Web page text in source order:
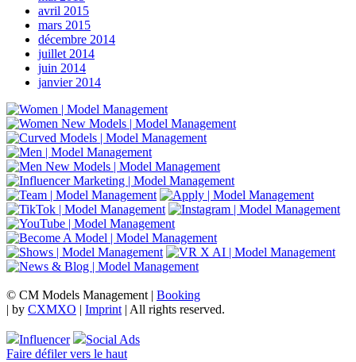
avril 2015
mars 2015
décembre 2014
juillet 2014
juin 2014
janvier 2014
© CM Models Management | Booking
| by CXMXO | Imprint| All rights reserved.
Influencer
Social Ads
Faire défiler vers le haut